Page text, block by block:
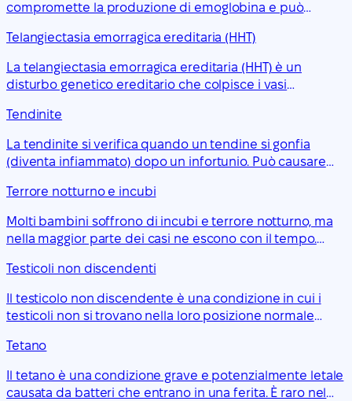
compromette la produzione di emoglobina e può
Telangiectasia emorragica ereditaria (HHT)
La telangiectasia emorragica ereditaria (HHT) è un
disturbo genetico ereditario che colpisce i vasi
Rendu.
Tendinite
La tendinite si verifica quando un tendine si gonfia
(diventa infiammato) dopo un infortunio. Può causare
tendine. È possibile trattare un'infortunio lieve al
tendine autonomamente e i sintomi dovrebbero
migliorare entro 2 o 3 settimane.
Terrore notturno e incubi
Molti bambini soffrono di incubi e terrore notturno, ma
nella maggior parte dei casi ne escono con il tempo.
Testicoli non discendenti
Il testicolo non discendente è una condizione in cui i
testicoli non si trovano nella loro posizione normale
bambini piccoli; spesso i testicoli si spostano da soli
nella posizione corretta, ma a volte è necessario un
intervento chirurgico.
Tetano
Il tetano è una condizione grave e potenzialmente letale
causata da batteri che entrano in una ferita. È raro nel